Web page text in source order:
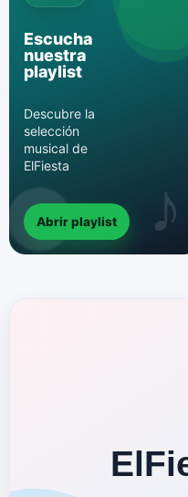
Escucha
nuestra
playlist
Descubre la
selección
musical de
ElFiesta
Abrir playlist